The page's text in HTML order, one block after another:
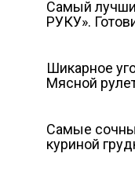
Самый
РУКУ».
Шикарное
Мясной
Самые
куриной